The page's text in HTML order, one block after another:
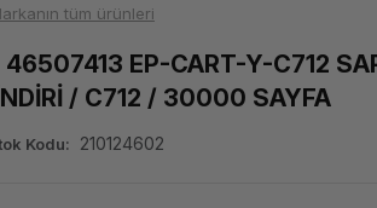
tüm ürünleri
46507413 EP-CART-Y-C712
/ C712 / 30000 SAYFA
Kodu 210124602